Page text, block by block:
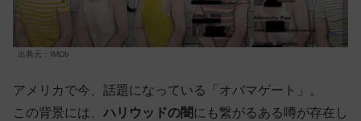
出典元：IMDb
アメリカで今、話題になっている「オバマゲート」。
この背景には、 ハリウッドの闇にも繋がるある噂が存在し